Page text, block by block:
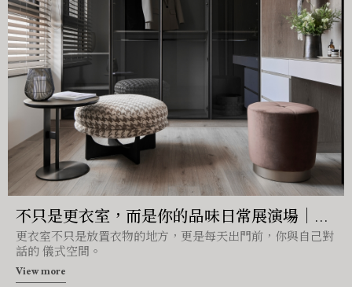
不只是更衣室，而是你的品味日常展演場｜造
陽設計
更衣室不只是放置衣物的地方，更是每天出門前，你與自己對
話的 儀式空間。
View more